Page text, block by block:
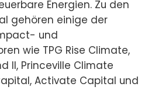
Energien. Zu den
gehören einige der
und
wie TPG Rise Climate,
II, Princeville Climate
Activate Capital und